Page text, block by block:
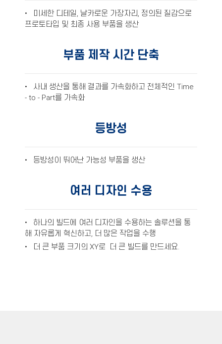
• 미세한 디테일, 날카로운 가장자리, 정의된 질감으로
프로토타입 및 최종 사용 부품을 생산
부품 제작 시간 단축
• 사내 생산을 통해 결과를 가속화하고 전체적인 Time
- to - Part를 가속화
등방성
• 등방성이 뛰어난 가능성 부품을 생산
여러 디자인 수용
• 하나의 빌드에 여러 디자인을 수용하는 솔루션을 통
해 자유롭게 혁신하고, 더 많은 작업을 수행
• 더 큰 부품 크기의 XY로 더 큰 빌드를 만드세요.